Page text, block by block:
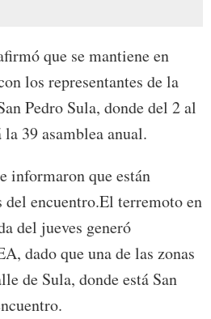
que se mantiene en
los representantes de la
Pedro Sula, donde del 2 al
39 asamblea anual.
informaron que están
encuentro.El terremoto en
del jueves generó
dado que una de las zonas
de Sula, donde está San